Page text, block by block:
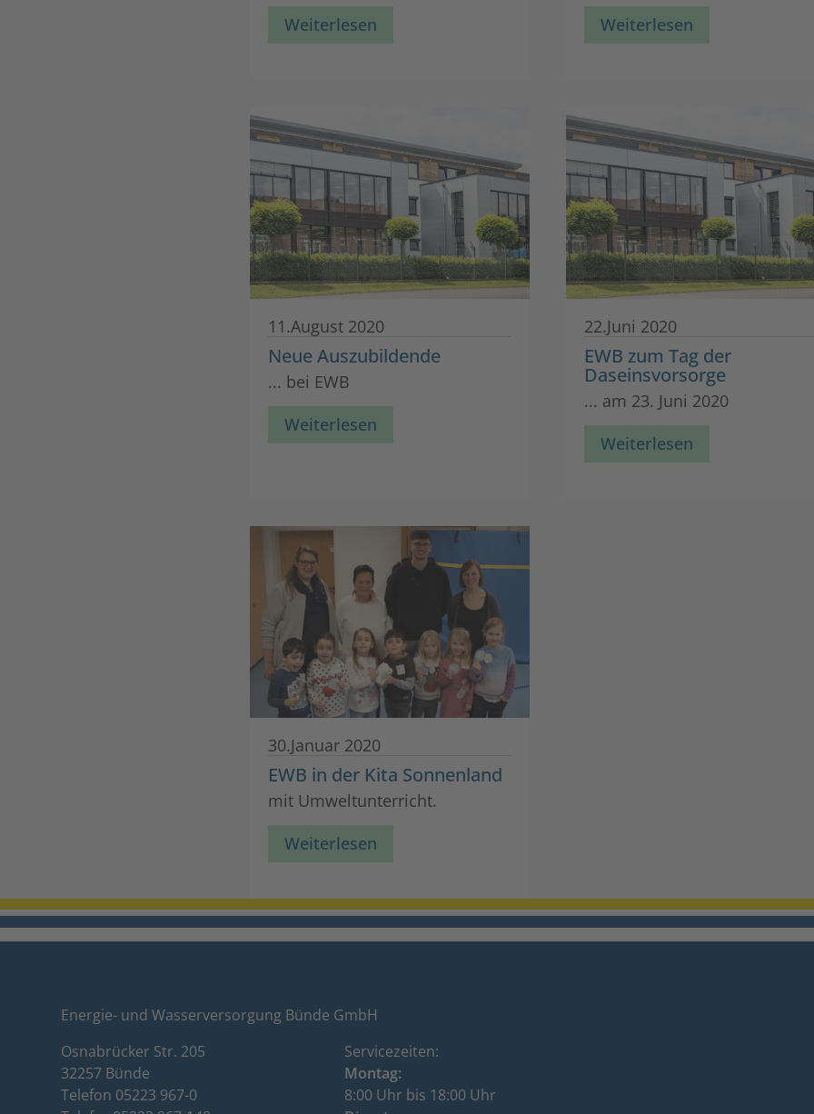
Weiterlesen
Weiterlesen
11.August 2020
Neue Auszubildende
... bei EWB
Weiterlesen
22.Juni 2020
EWB zum Tag der
Daseinsvorsorge
... am 23. Juni 2020
Weiterlesen
30.Januar 2020
EWB in der Kita Sonnenland
mit Umweltunterricht.
Weiterlesen
Energie- und Wasserversorgung Bünde GmbH
Osnabrücker Str. 205
32257 Bünde
Telefon 05223 967-0
Servicezeiten:
Montag:
8:00 Uhr bis 18:00 Uhr